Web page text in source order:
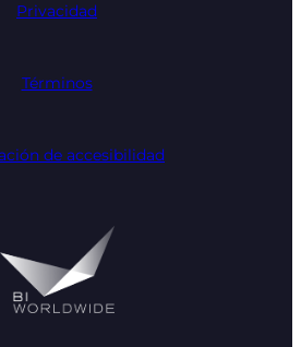
Privacidad
Términos
de accesibilidad